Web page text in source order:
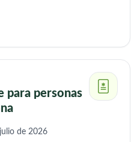
para personas
de 2026